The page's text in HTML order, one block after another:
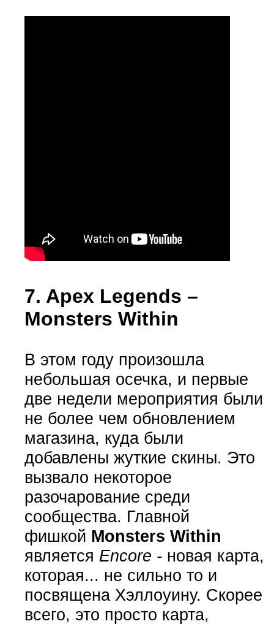
7. Apex Legends –
Monsters Within
В этом году произошла
небольшая осечка, и первые
две недели мероприятия были
не более чем обновлением
магазина, куда были
добавлены жуткие скины. Это
вызвало некоторое
разочарование среди
сообщества. Главной
фишкой Monsters Within
является Encore - новая карта,
которая... не сильно то и
посвящена Хэллоуину. Скорее
всего, это просто карта,